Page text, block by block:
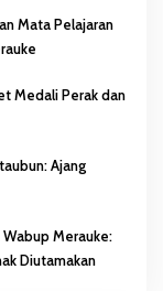
Ajang
Wabup Merauke:
Diutamakan